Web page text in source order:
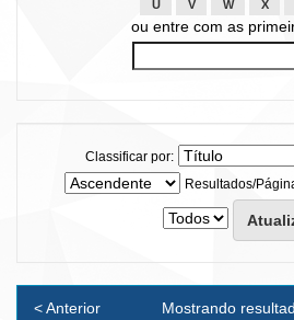
U
V W X
ou entre com as
Classificar por:
Resultados/
Mostrando
< Anterior